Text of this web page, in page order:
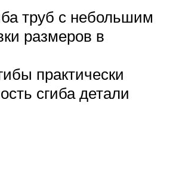
труб с небольшим
размеров в
практически
сгиба детали